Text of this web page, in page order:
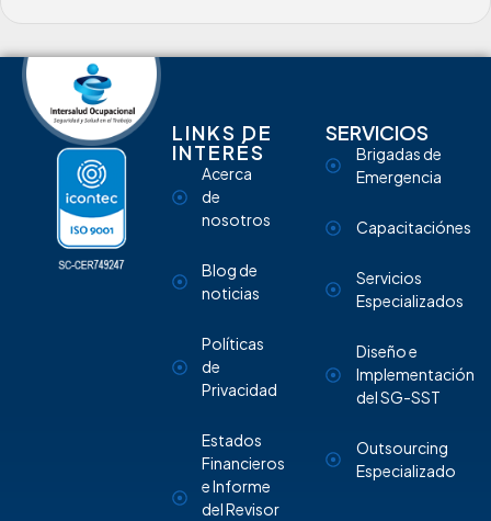
LINKS DE
INTERÉS
Acerca
de
nosotros
Blog de
noticias
Políticas
de
Privacidad
Estados
Financieros
e Informe
del Revisor
SERVICIOS
Brigadas de
Emergencia
Capacitaciónes
Servicios
Especializados
Diseño e
Implementación
del SG-SST
Outsourcing
Especializado